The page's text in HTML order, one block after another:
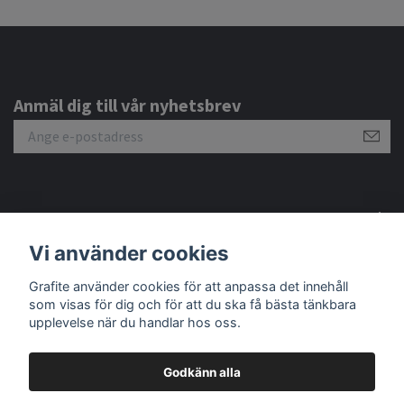
Anmäl dig till vår nyhetsbrev
Vi använder cookies
Grafite använder cookies för att anpassa det innehåll
som visas för dig och för att du ska få bästa tänkbara
upplevelse när du handlar hos oss.
Godkänn alla